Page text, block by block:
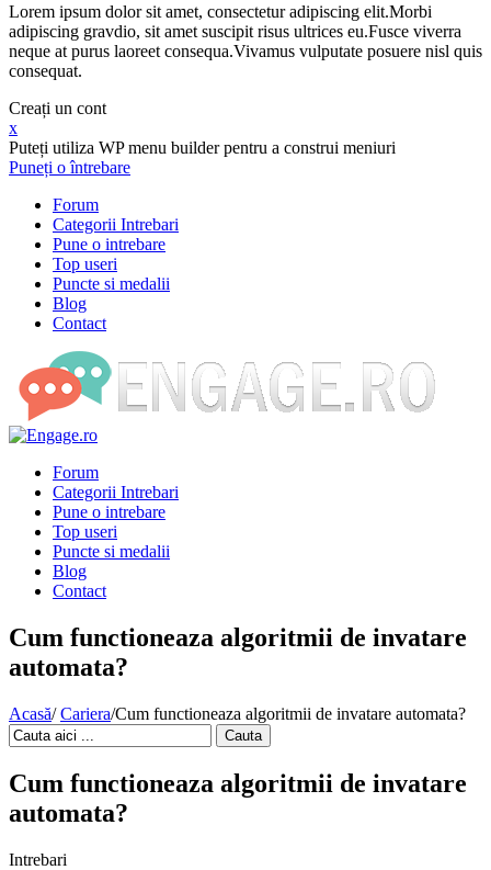
Lorem ipsum dolor sit amet, consectetur adipiscing elit.Morbi
adipiscing gravdio, sit amet suscipit risus ultrices eu.Fusce viverra
neque at purus laoreet consequa.Vivamus vulputate posuere nisl quis
consequat.
Creați un cont
x
Puteți utiliza WP menu builder pentru a construi meniuri
Puneți o întrebare
Forum
Categorii Intrebari
Pune o intrebare
Top useri
Puncte si medalii
Blog
Contact
Forum
Categorii Intrebari
Pune o intrebare
Top useri
Puncte si medalii
Blog
Contact
Cum functioneaza algoritmii de invatare
automata?
Acasă/ Cariera/Cum functioneaza algoritmii de invatare automata?
Cauta
Cum functioneaza algoritmii de invatare
automata?
Intrebari